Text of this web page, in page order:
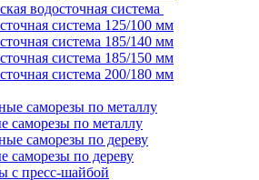
водосточная система
система 125/100 мм
система 185/140 мм
система 185/150 мм
система 200/180 мм
саморезы по металлу
саморезы по дереву